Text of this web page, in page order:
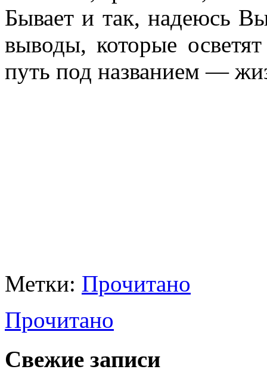
Бывает и так, надеюсь
выводы, которые
путь под названием —
Метки: Прочитано
Прочитано
Свежие записи